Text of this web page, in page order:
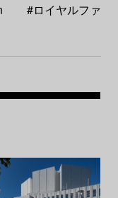
#ロイヤルファ